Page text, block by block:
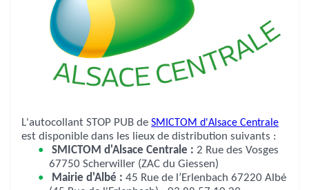
L'autocollant STOP PUB deSMICTOM d'Alsace Centrale
est disponible dans les lieux de distribution suivants :
SMICTOM d'Alsace Centrale : 2 Rue des Vosges
67750 Scherwiller (ZAC du Giessen)
Mairie d'Albé : 45 Rue de l’Erlenbach 67220 Albé